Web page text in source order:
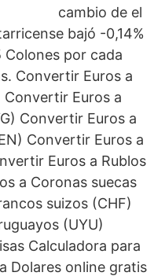
cambio de el
bajó -0,14%
Colones por cada
Convertir Euros a
Convertir Euros a
Convertir Euros a
Convertir Euros a
Euros a Rublos
a Coronas suecas
suizos (CHF)
(UYU)
Calculadora para
Dolares online gratis